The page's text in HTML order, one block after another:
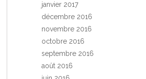
janvier 2017
décembre 2016
novembre 2016
octobre 2016
septembre 2016
août 2016